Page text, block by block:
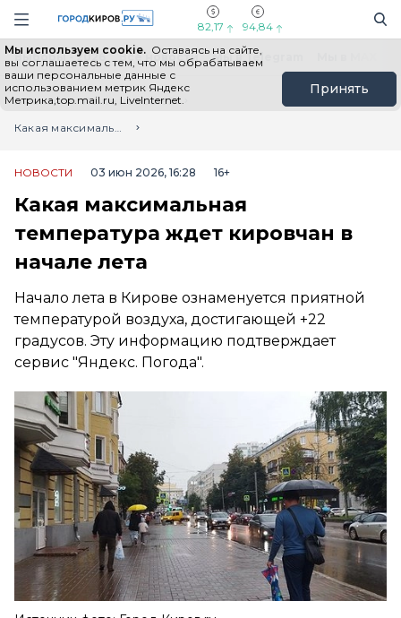
Навигация сайта
82,17 94,84
Мы используем cookie. Оставаясь на сайте,
вы соглашаетесь с тем, что мы обрабатываем
ваши персональные данные с
использованием метрик Яндекс
Метрика,top.mail.ru, LiveInternet.
Принять
Выборы - 2026 Все новости Мы в Telegram
Главная
Лента новостей
Какая максимальная температура ждет кировчан в начале лета
НОВОСТИ 03 июн 2026, 16:28 16+
Какая максимальная
температура ждет кировчан в
начале лета
Начало лета в Кирове ознаменуется приятной
температурой воздуха, достигающей +22
градусов. Эту информацию подтверждает
сервис "Яндекс. Погода".